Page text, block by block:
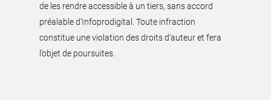
de les rendre accessible à un tiers, sans accord
préalable d'Infoprodigital. Toute infraction
constitue une violation des droits d’auteur et fera
l’objet de poursuites.